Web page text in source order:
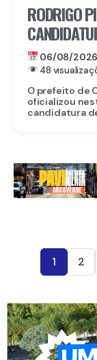
RODRIGO
SENADO
06/08/2026
48
O prefeito de
oficializou
candidatura
1 2